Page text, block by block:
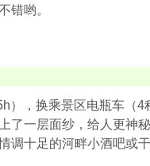
错哟。
），换乘景区电瓶车（
了一层面纱，给人更神
调十足的河畔小酒吧或